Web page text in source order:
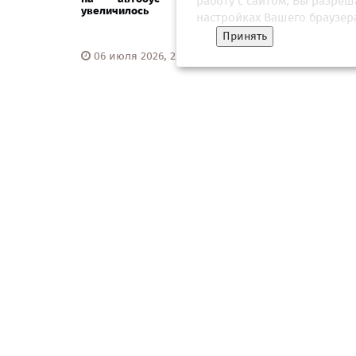
увеличилось
06 июля 2026, 22:30
настройках Вашего
Принять